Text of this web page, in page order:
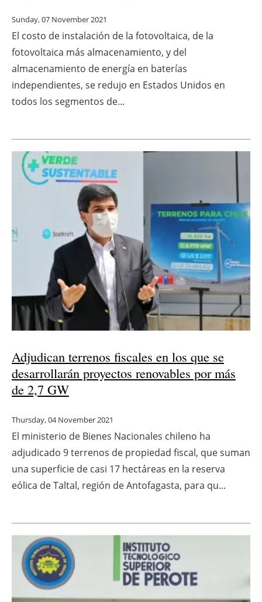
Sunday, 07 November 2021
El costo de instalación de la fotovoltaica, de la
fotovoltaica más almacenamiento, y del
almacenamiento de energía en baterías
independientes, se redujo en Estados Unidos en
todos los segmentos de...
Adjudican terrenos fiscales en los que se
desarrollarán proyectos renovables por más
de 2,7 GW
Thursday, 04 November 2021
El ministerio de Bienes Nacionales chileno ha
adjudicado 9 terrenos de propiedad fiscal, que suman
una superficie de casi 17 hectáreas en la reserva
eólica de Taltal, región de Antofagasta, para qu...